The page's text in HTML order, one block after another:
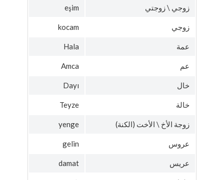
زوجي \ زوجتي eşim
زوجي kocam
عمة Hala
عم Amca
خال Dayı
خالة Teyze
زوجة الأخ \ الأخت (الكنة) yenge
عروس gelin
عريس damat